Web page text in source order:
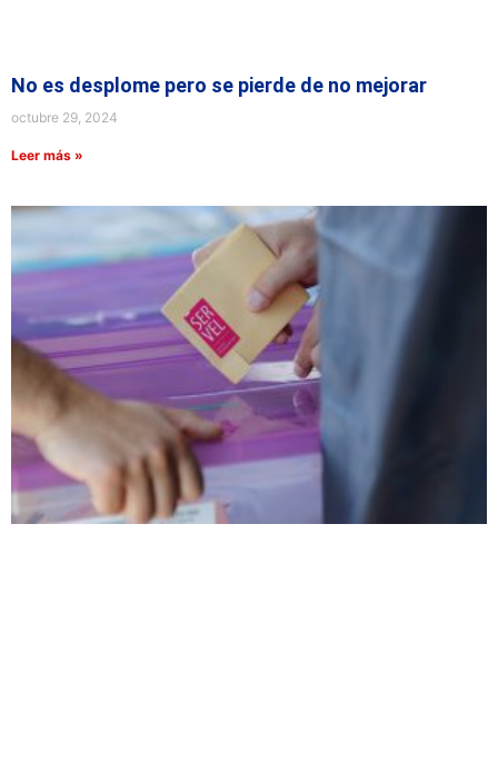
No es desplome pero se pierde de no mejorar
octubre 29, 2024
Leer más »